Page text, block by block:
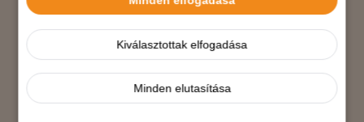
Kiválasztottak elfogadása
Minden elutasítása
Árukereső.hu